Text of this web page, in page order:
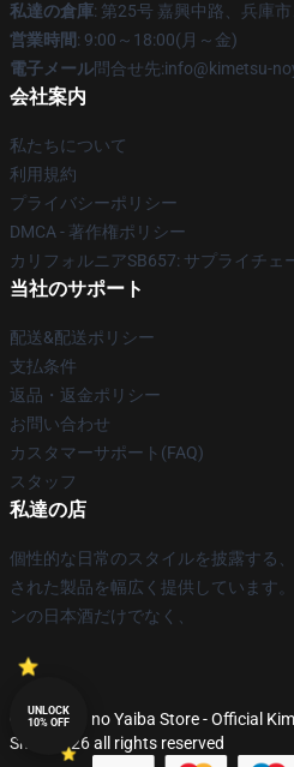
私達の倉庫: 第25号 嘉興中路、兵庫
営業時間: 9:00～18:00(月～金)
電子メール問合せ先:info@kimetsu-
会社案内
私たちについて
利用規約
プライバシーポリシー
DMCA - 著作権ポリシー
カリフォルニアSB657: サプライチェ
当社のサポート
配送&配送ポリシー
支払条件
返品・返金ポリシー
お問い合わせ
カスタマーサポート(FAQ)
スタッフ
私達の店
個性的な日常のスタイルを披露する
された製品を幅広く提供しています
ンの日本酒だけでなく、
© Kimetsu no Yaiba Store - Official
Shop 2026 all rights reserved
UNLOCK
10% OFF